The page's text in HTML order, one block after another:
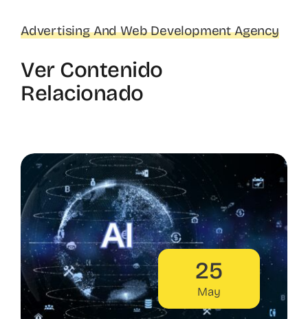
Advertising And Web Development Agency
Ver Contenido
Relacionado
25
May